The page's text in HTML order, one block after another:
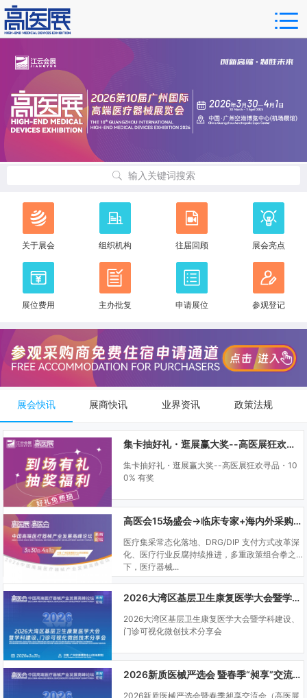
输入关键词搜索
关于展会 组织机构 往届回顾 展会亮点
展位费用 主办批复 申请展位 参观登记
展会快讯 展商快讯 业界资讯 政策法规
集卡抽好礼・逛展赢大奖--高医展狂欢寻品・100% 有奖
集卡抽好礼・逛展赢大奖--高医展狂欢寻品・10
0% 有奖
高医会15场盛会→临床专家+海内外采购商双向对接
医疗集采常态化落地、DRG/DIP 支付方式改革深
化、医疗行业反腐持续推进，多重政策组合拳之
下，医疗器械...
2026大湾区基层卫生康复医学大会暨学科建设、门诊可视化微创技术分享会
2026大湾区基层卫生康复医学大会暨学科建设、
门诊可视化微创技术分享会
2026新质医械严选会 暨春季“昶享”交流会（高医展站）
2026新质医械严选会暨春季昶享交流会（高医展